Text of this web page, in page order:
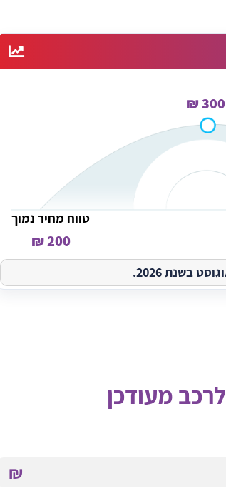
300 ₪
טווח מחיר נמוך
200 ₪
בשנת 2026.
לרכב מעודכן
₪